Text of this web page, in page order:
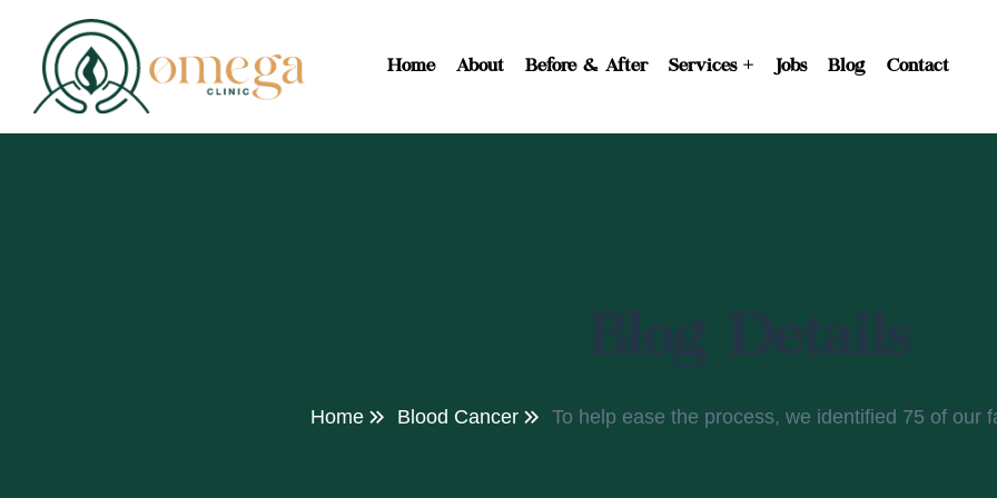
Home About Before & After Services Jobs Blog Contact
Home Blood Cancer To help ease the process, we identified 75 of our